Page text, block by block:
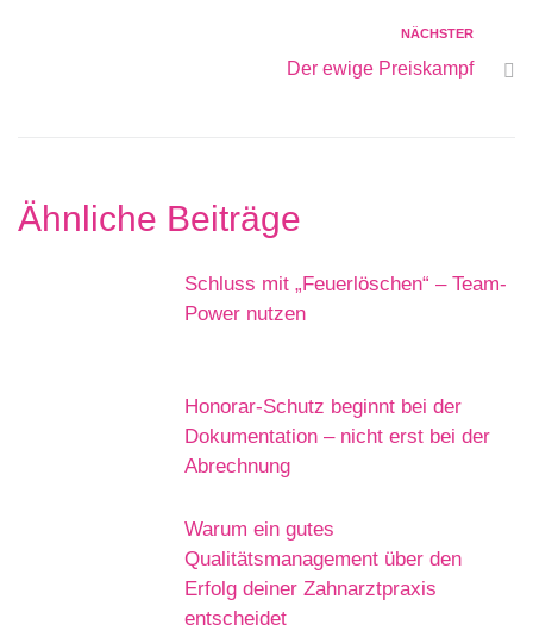
NÄCHSTER
Der ewige Preiskampf
Ähnliche Beiträge
Schluss mit „Feuerlöschen“ – Team-
Power nutzen
Honorar-Schutz beginnt bei der
Dokumentation – nicht erst bei der
Abrechnung
Warum ein gutes
Qualitätsmanagement über den
Erfolg deiner Zahnarztpraxis
entscheidet